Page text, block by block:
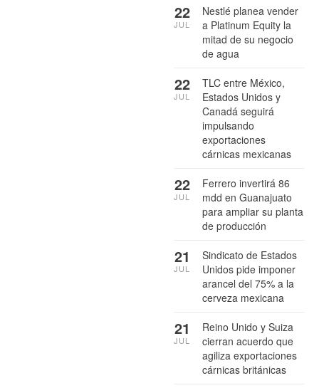
Nestlé planea vender
a Platinum Equity la
mitad de su negocio
de agua
22
JUL
TLC entre México,
Estados Unidos y
Canadá seguirá
impulsando
exportaciones
cárnicas mexicanas
22
JUL
Ferrero invertirá 86
mdd en Guanajuato
para ampliar su planta
de producción
22
JUL
Sindicato de Estados
Unidos pide imponer
arancel del 75% a la
cerveza mexicana
21
JUL
Reino Unido y Suiza
cierran acuerdo que
agiliza exportaciones
cárnicas británicas
21
JUL